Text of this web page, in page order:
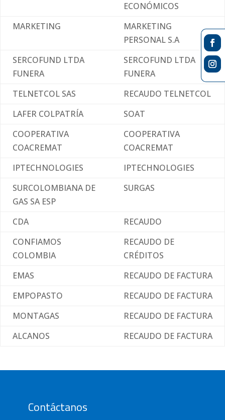
ECONÓMICOS
MARKETING
MARKETING
PERSONAL S.A
SERCOFUND LTDA
FUNERA
SERCOFUND LTDA
FUNERA
TELNETCOL SAS
RECAUDO TELNETCOL
LAFER COLPATRÍA
SOAT
COOPERATIVA
COACREMAT
COOPERATIVA
COACREMAT
IPTECHNOLOGIES
IPTECHNOLOGIES
SURCOLOMBIANA DE
GAS SA ESP
SURGAS
CDA
RECAUDO
CONFIAMOS
COLOMBIA
RECAUDO DE
CRÉDITOS
EMAS
RECAUDO DE FACTURA
EMPOPASTO
RECAUDO DE FACTURA
MONTAGAS
RECAUDO DE FACTURA
ALCANOS
RECAUDO DE FACTURA
Contáctanos